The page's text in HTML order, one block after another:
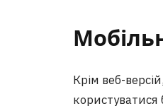
Крім веб-